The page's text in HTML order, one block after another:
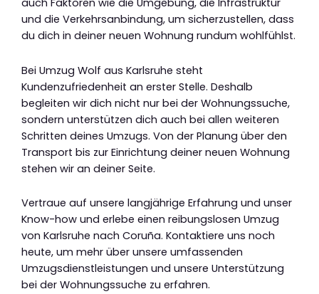
auch Faktoren wie die Umgebung, die Infrastruktur
und die Verkehrsanbindung, um sicherzustellen, dass
du dich in deiner neuen Wohnung rundum wohlfühlst.
Bei Umzug Wolf aus Karlsruhe steht
Kundenzufriedenheit an erster Stelle. Deshalb
begleiten wir dich nicht nur bei der Wohnungssuche,
sondern unterstützen dich auch bei allen weiteren
Schritten deines Umzugs. Von der Planung über den
Transport bis zur Einrichtung deiner neuen Wohnung
stehen wir an deiner Seite.
Vertraue auf unsere langjährige Erfahrung und unser
Know-how und erlebe einen reibungslosen Umzug
von Karlsruhe nach Coruña. Kontaktiere uns noch
heute, um mehr über unsere umfassenden
Umzugsdienstleistungen und unsere Unterstützung
bei der Wohnungssuche zu erfahren.